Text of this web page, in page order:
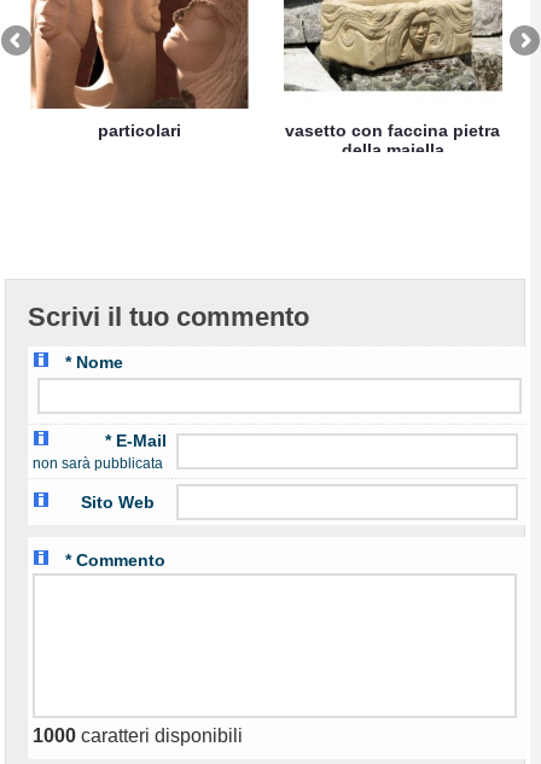
particolari
vasetto con faccina pietra
della maiella
Scrivi il tuo commento
* Nome
* E-Mail
non sarà pubblicata
Sito Web
* Commento
1000 caratteri disponibili